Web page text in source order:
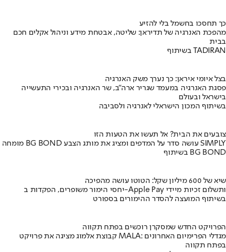
כך תחסכו בחשמל בלי להזיע
מהפכת האנרגיה של תדיראן: שליטה, אבטחת מידע וניהול אקלים חכם
בבית
בשיתוף TADIRAN
בצל איומי איראן: כך נערך משק האנרגיה
פסגת האנרגיה במעמד שגריר ארה"ב, שר האנרגיה ובכירי התעשייה
בישראל ובעולם
בשיתוף המכון הישראלי לאנרגיה ולסביבה
צובעים את הבית? אל תעשו את הטעות הזו
מומחה BG BOND עושה סדר על המדפים ומציג את מותג הצבע SIMPLY
בשיתוף BG BOND
שיא של 600 מיליון שקל: הטוטו עושה מהפיכה
יחסי הימור משופרים, הפקדות ב-Apple Pay ותשלום זכיות מיידי
בשיתוף המועצה להסדר ההימורים בספורט
הפרויקט החדש שמסקרן רוכשים בפתח תקווה
קבוצת אלמוג מציגה את פרויקט MALA: מגדלי הפרימיום האחרונים
בפתח תקווה